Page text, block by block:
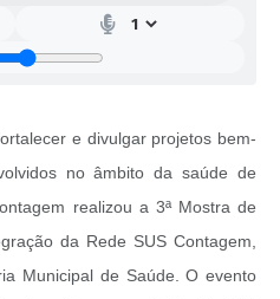
e divulgar projetos bem-
no âmbito da saúde de
realizou a 3ª Mostra de
da Rede SUS Contagem,
Municipal de Saúde. O evento